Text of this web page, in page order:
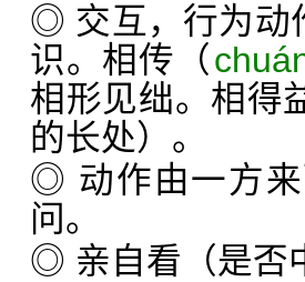
◎ 交互，行为动
识。相传（
相形见绌。相得
的长处）。
◎ 动作由一方来
问。
◎ 亲自看（是否